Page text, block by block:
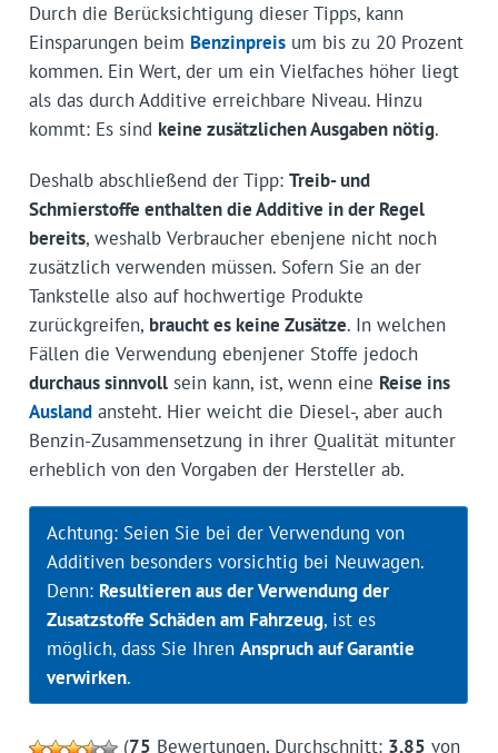
Durch die Berücksichtigung dieser Tipps, kann
Einsparungen beim Benzinpreisum bis zu 20 Prozent
kommen. Ein Wert, der um ein Vielfaches höher liegt
als das durch Additive erreichbare Niveau. Hinzu
kommt: Es sind keine zusätzlichen Ausgaben nötig.
Deshalb abschließend der Tipp: Treib- und
Schmierstoffe enthalten die Additive in der Regel
bereits, weshalb Verbraucher ebenjene nicht noch
zusätzlich verwenden müssen. Sofern Sie an der
Tankstelle also auf hochwertige Produkte
zurückgreifen, braucht es keine Zusätze. In welchen
Fällen die Verwendung ebenjener Stoffe jedoch
durchaus sinnvollsein kann, ist, wenn eine Reise ins
Auslandansteht. Hier weicht die Diesel-, aber auch
Benzin-Zusammensetzung in ihrer Qualität mitunter
erheblich von den Vorgaben der Hersteller ab.
Achtung: Seien Sie bei der Verwendung von
Additiven besonders vorsichtig bei Neuwagen.
Denn: Resultieren aus der Verwendung der
Zusatzstoffe Schäden am Fahrzeug, ist es
möglich, dass Sie Ihren Anspruch auf Garantie
verwirken.
(75 Bewertungen, Durchschnitt: 3,85 von